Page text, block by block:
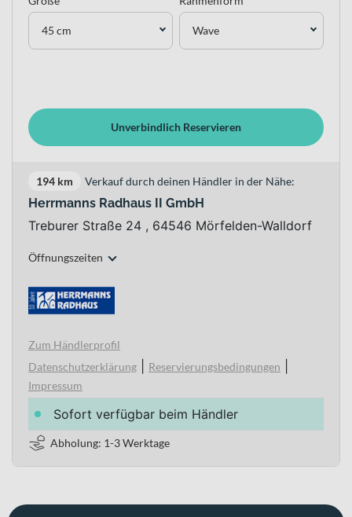
45 cm Wave
Unverbindlich Reservieren
194 km Verkauf durch deinen Händler in der Nähe:
Herrmanns Radhaus II GmbH
Treburer Straße 24 , 64546 Mörfelden-Walldorf
Öffnungszeiten
Zum Händlerprofil
Datenschutzerklärung
Reservierungsbedingungen
Impressum
Sofort verfügbar beim Händler
Abholung: 1-3 Werktage